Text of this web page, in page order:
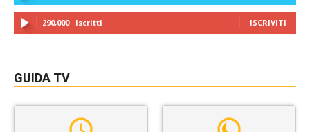
290,000 Iscritti ISCRIVITI
GUIDA TV